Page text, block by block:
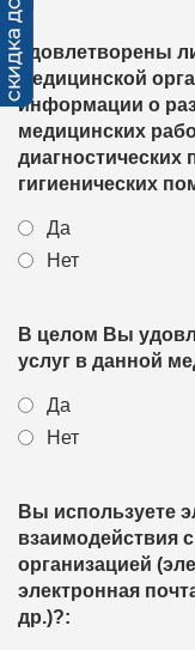
Удовлетворены
медицинской
информации о
медицинских
диагностических
гигиенических
Да
Нет
В целом Вы
услуг в данной
Да
Нет
Вы используете
взаимодействия
организацией
электронная
др.)?: